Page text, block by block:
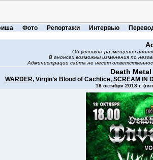
Фото Репортажи Интервью
Об условиях размещения
В анонсах возможны изменения по
Администрации сайта не несёт
Death
WARDER, Virgin’s Blood of Cachtice, SCREAM IN
18 октября 2013 г.